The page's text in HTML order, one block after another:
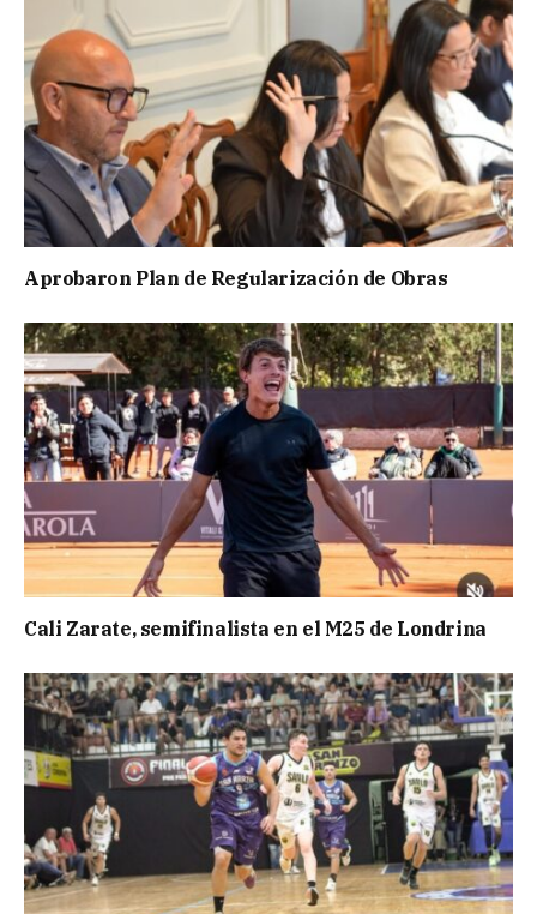
Aprobaron Plan de Regularización de Obras
Cali Zarate, semifinalista en el M25 de Londrina